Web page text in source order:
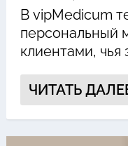
В vipMedicum
персональный
клиентами, чья
ЧИТАТЬ